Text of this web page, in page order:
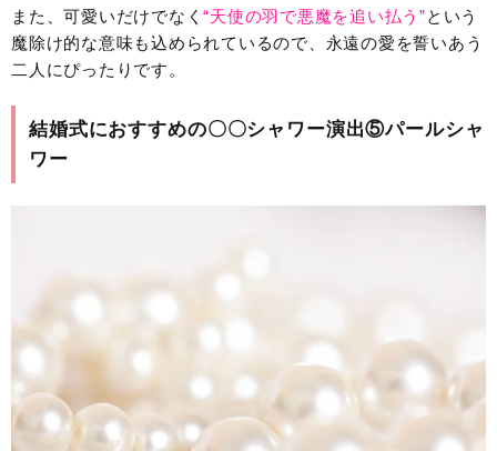
また、可愛いだけでなく“天使の羽で悪魔を追い払う”という
魔除け的な意味も込められているので、永遠の愛を誓いあう
二人にぴったりです。
結婚式におすすめの〇〇シャワー演出⑤パールシャ
ワー